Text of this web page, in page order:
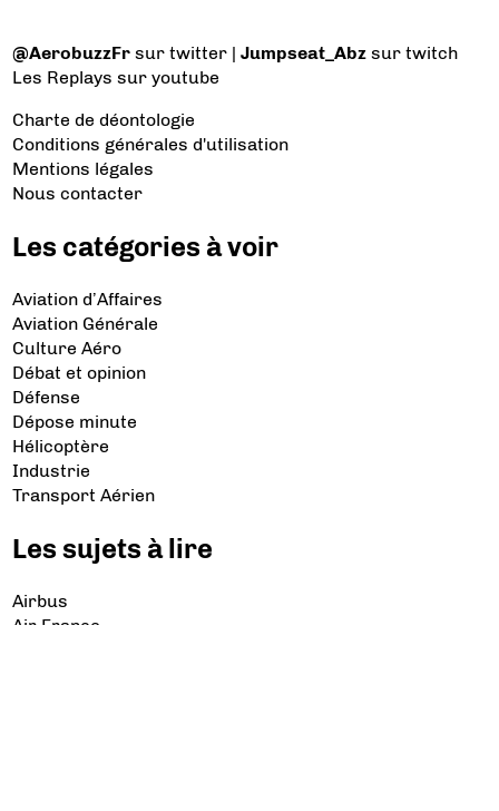
@AerobuzzFr sur twitter |Jumpseat_Abz sur twitch
Les Replays sur youtube
Charte de déontologie
Conditions générales d'utilisation
Mentions légales
Nous contacter
Les catégories à voir
Aviation d’Affaires
Aviation Générale
Culture Aéro
Débat et opinion
Défense
Dépose minute
Hélicoptère
Industrie
Transport Aérien
Les sujets à lire
Airbus
Air France